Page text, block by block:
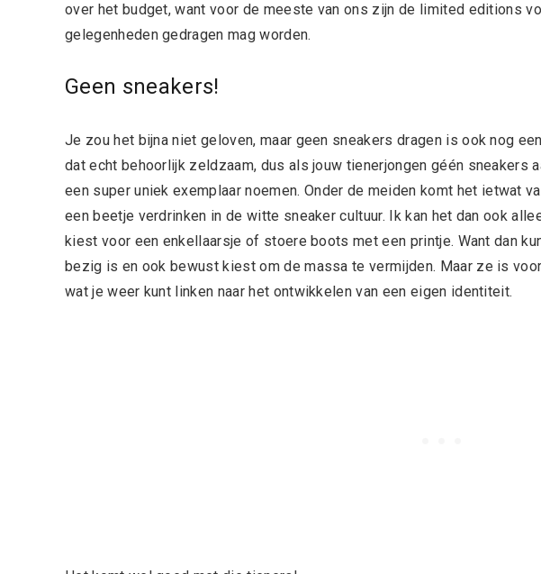
over het budget, want voor de meeste van ons zijn de limited editions
gelegenheden gedragen mag worden.
Geen sneakers!
Je zou het bijna niet geloven, maar geen sneakers dragen is ook nog
dat echt behoorlijk zeldzaam, dus als jouw tienerjongen géén sneakers
een super uniek exemplaar noemen. Onder de meiden komt het ietwat
een beetje verdrinken in de witte sneaker cultuur. Ik kan het dan ook
kiest voor een enkellaarsje of stoere boots met een printje. Want dan
bezig is en ook bewust kiest om de massa te vermijden. Maar ze is
wat je weer kunt linken naar het ontwikkelen van een eigen identiteit.